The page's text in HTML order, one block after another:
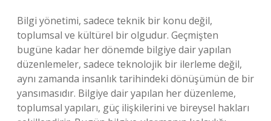
Bilgi yönetimi, sadece teknik bir konu değil,
toplumsal ve kültürel bir olgudur. Geçmişten
bugüne kadar her dönemde bilgiye dair yapılan
düzenlemeler, sadece teknolojik bir ilerleme değil,
aynı zamanda insanlık tarihindeki dönüşümün de bir
yansımasıdır. Bilgiye dair yapılan her düzenleme,
toplumsal yapıları, güç ilişkilerini ve bireysel hakları